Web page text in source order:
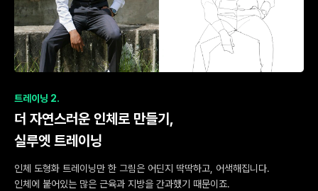
트레이닝 2.
더 자연스러운 인체로 만들기,
실루엣 트레이닝
인체 도형화 트레이닝만 한 그림은 어딘지 딱딱하고, 어색해집니다.
인체에 붙어있는 많은 근육과 지방을 간과했기 때문이죠.